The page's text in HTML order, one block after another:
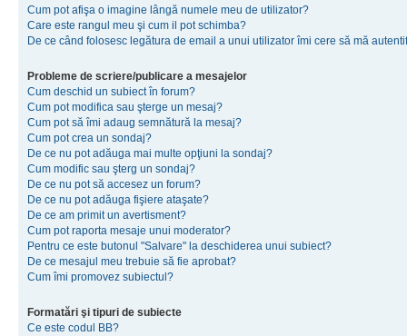
Cum pot afişa o imagine lângă numele meu de utilizator?
Care este rangul meu şi cum il pot schimba?
De ce când folosesc legătura de email a unui utilizator îmi cere să mă
Probleme de scriere/publicare a mesajelor
Cum deschid un subiect în forum?
Cum pot modifica sau şterge un mesaj?
Cum pot să îmi adaug semnătură la mesaj?
Cum pot crea un sondaj?
De ce nu pot adăuga mai multe opţiuni la sondaj?
Cum modific sau şterg un sondaj?
De ce nu pot să accesez un forum?
De ce nu pot adăuga fişiere ataşate?
De ce am primit un avertisment?
Cum pot raporta mesaje unui moderator?
Pentru ce este butonul "Salvare" la deschiderea unui subiect?
De ce mesajul meu trebuie să fie aprobat?
Cum îmi promovez subiectul?
Formatări şi tipuri de subiecte
Ce este codul BB?